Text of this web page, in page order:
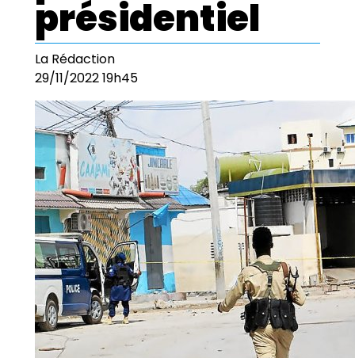
présidentiel
La Rédaction
29/11/2022 19h45